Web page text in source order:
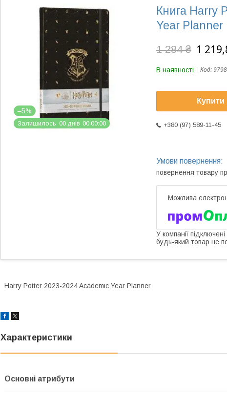
–5%
Залишилось 00 днів 00 00 00
Книга Harry
Year Planner
1 284 ₴ 1
В наявності Код:
Купити
+380 (97) 589-11-45
повернення товару
У компанії
будь-який товар не
Harry Potter 2023-2024 Academic Year Planner
Характеристики
Основні атрибути